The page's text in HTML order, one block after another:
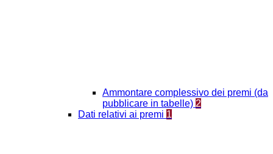
Ammontare complessivo dei premi (da
pubblicare in tabelle) 2
Dati relativi ai premi 1